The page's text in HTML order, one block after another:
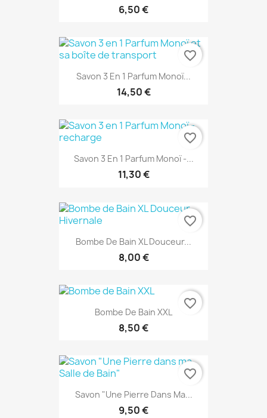
6,50 €
Savon 3 En 1 Parfum Monoï...
14,50 €
favorite_border
Savon 3 En 1 Parfum Monoï -...
11,30 €
favorite_border
Bombe De Bain XL Douceur...
8,00 €
favorite_border
Bombe De Bain XXL
8,50 €
favorite_border
Savon "Une Pierre Dans Ma...
9,50 €
favorite_border